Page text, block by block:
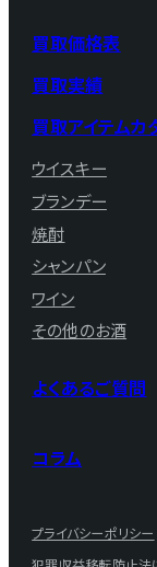
買取価格表
買取実績
買取アイテムカ
ウイスキー
ブランデー
焼酎
シャンパン
ワイン
その他のお酒
よくあるご質問
コラム
プライバシーポリシー